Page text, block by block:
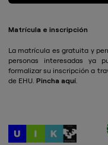
Matrícula e inscripción
La matrícula es gratuita y
personas interesadas ya
formalizar su inscripción a
de EHU. Pincha aquí.